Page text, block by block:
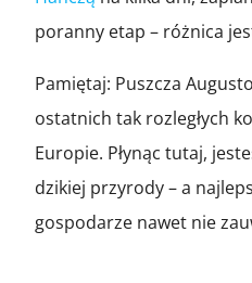
poranny etap – różnica
Pamiętaj: Puszcza
ostatnich tak rozległych
Europie. Płynąc tutaj,
dzikiej przyrody – a
gospodarze nawet nie